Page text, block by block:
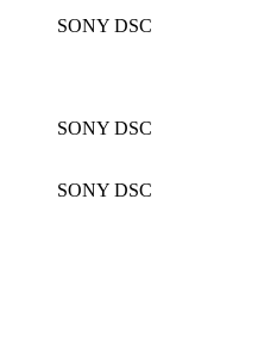
SONY DSC
SONY DSC
SONY DSC